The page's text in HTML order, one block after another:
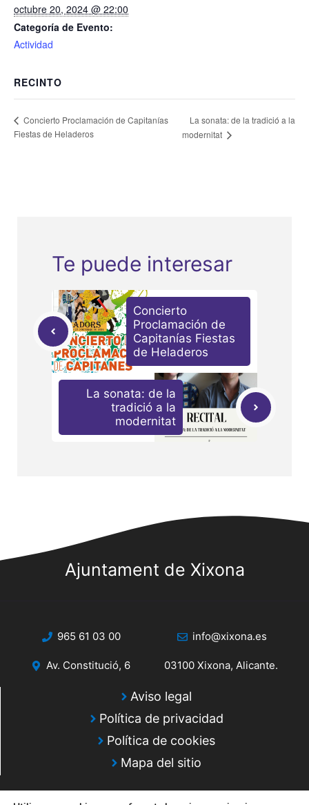
octubre 20, 2024 @ 22:00
Categoría de Evento:
Actividad
RECINTO
Concierto Proclamación de Capitanías
Fiestas de Heladeros
La sonata: de la tradició a la
modernitat
Te puede interesar
Concierto
Proclamación de
Capitanías Fiestas
de Heladeros
La sonata: de la
tradició a la
modernitat
Ajuntament de Xixona
965 61 03 00 info@xixona.es
Av. Constitució, 6 03100 Xixona, Alicante.
Aviso legal
Política de privacidad
Política de cookies
Mapa del sitio